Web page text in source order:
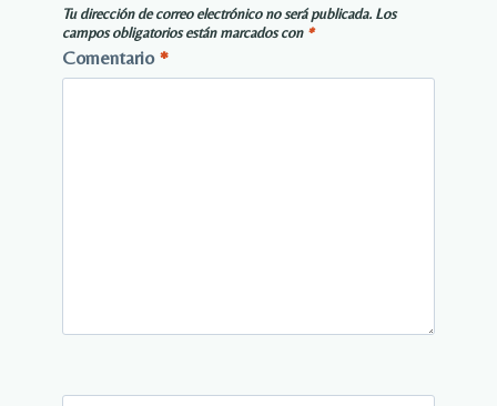
Tu dirección de correo electrónico no será publicada. Los
campos obligatorios están marcados con *
Comentario *